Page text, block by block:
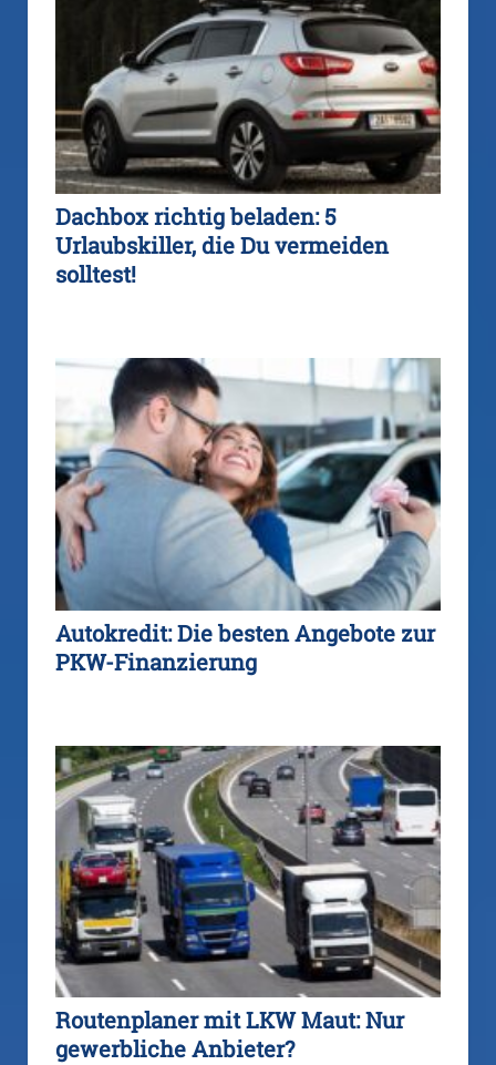
Dachbox richtig beladen: 5
Urlaubskiller, die Du vermeiden
solltest!
Autokredit: Die besten Angebote zur
PKW-Finanzierung
Routenplaner mit LKW Maut: Nur
gewerbliche Anbieter?